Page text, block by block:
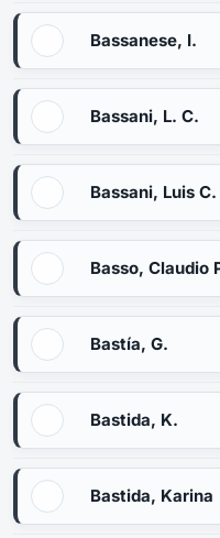
Bassanese, I.
Bassani, L. C.
Bassani, Luis C.
Basso, Claudio
Bastía, G.
Bastida, K.
Bastida, Karina